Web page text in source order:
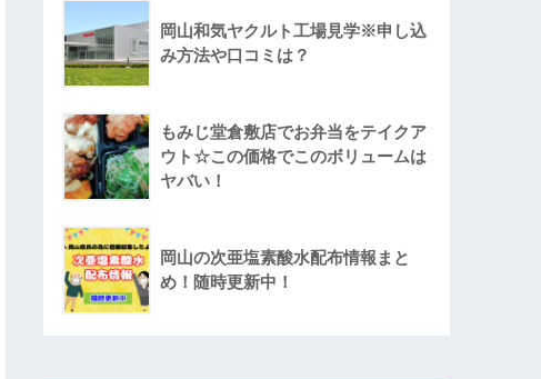
岡山和気ヤクルト工場見学※申し込
み方法や口コミは？
もみじ堂倉敷店でお弁当をテイクア
ウト☆この価格でこのボリュームは
ヤバい！
岡山の次亜塩素酸水配布情報まと
め！随時更新中！